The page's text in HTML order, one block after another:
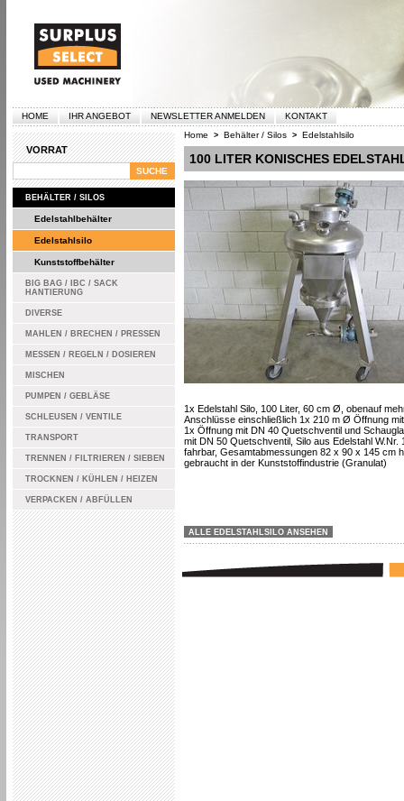
HOME IHR ANGEBOT NEWSLETTER ANMELDEN KONTAKT
VORRAT
BEHÄLTER / SILOS
Edelstahlbehälter
Edelstahlsilo
Kunststoffbehälter
BIG BAG / IBC / SACK
HANTIERUNG
DIVERSE
MAHLEN / BRECHEN / PRESSEN
MESSEN / REGELN / DOSIEREN
MISCHEN
PUMPEN / GEBLÄSE
SCHLEUSEN / VENTILE
TRANSPORT
TRENNEN / FILTRIEREN / SIEBEN
TROCKNEN / KÜHLEN / HEIZEN
VERPACKEN / ABFÜLLEN
Home > Behälter / Silos > Edelstahlsilo
100 LITER KONISCHES
1x Edelstahl Silo, 100 Liter, 60 cm Ø, obenauf
Anschlüsse einschließlich 1x 210 m Ø Öffnung
1x Öffnung mit DN 40 Quetschventil und
mit DN 50 Quetschventil, Silo aus Edelstahl W.Nr.
fahrbar, Gesamtabmessungen 82 x 90 x 145 cm
gebraucht in der Kunststoffindustrie (Granulat)
ALLE EDELSTAHLSILO ANSEHEN